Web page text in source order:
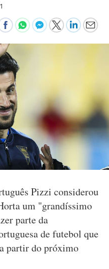
Pizzi considerou
um "grandíssimo
parte da
de futebol que
partir do próximo